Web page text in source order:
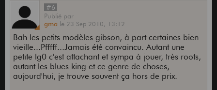
#6
Publié par
gma le 23 Sep 2010, 13:12
Bah les petits modèles gibson, à part certaines bien
vieille...Pfffff...Jamais été convaincu. Autant une
petite lg0 c'est attachant et sympa à jouer, très roots,
autant les blues king et ce genre de choses,
aujourd'hui, je trouve souvent ça hors de prix.